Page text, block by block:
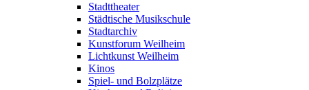
Stadttheater
Städtische Musikschule
Stadtarchiv
Kunstforum Weilheim
Lichtkunst Weilheim
Kinos
Spiel- und Bolzplätze